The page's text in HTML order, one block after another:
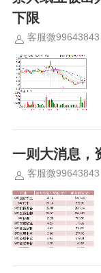
下限
客服微99643843
一则大消息，
客服微99643843